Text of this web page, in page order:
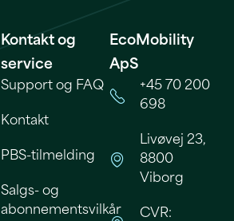
Kontakt og
service
Support og FAQ
Kontakt
PBS-tilmelding
Salgs- og
abonnementsvilkår
EcoMobility
ApS
+45 70 200
698
Livøvej 23,
8800
Viborg
CVR: